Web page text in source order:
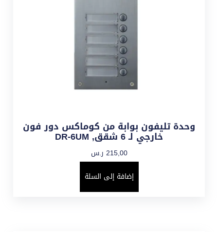
وحدة تليفون بوابة من كوماكس دور فون
خارجي لـ 6 شقق, DR-6UM
215,00 ر.س
إضافة إلى السلة